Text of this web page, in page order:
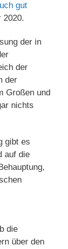
gut
2020.
der in
der
der
Großen und
nichts
gibt es
auf die
die
über den